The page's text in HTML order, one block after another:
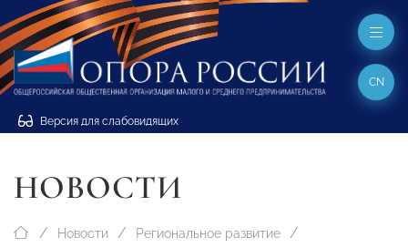
Версия для слабовидящих
CN
НОВОСТИ
Новости Региональное развитие